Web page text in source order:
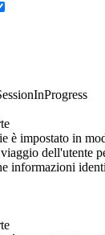
è impostato in
dell'utente
informazioni